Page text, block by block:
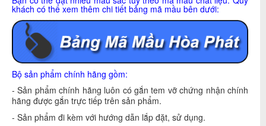
khách có thể xem thêm chi tiết bảng mã mầu bên dưới:
Bộ sản phẩm chính hãng gồm:
- Sản phẩm chính hãng luôn có gắn tem vỡ chứng nhận chính
hãng được gắn trực tiếp trên sản phẩm.
- Sản phẩm đi kèm với hướng dẫn lắp đặt, sử dụng.